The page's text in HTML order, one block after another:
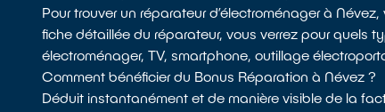
Pour trouver un réparateur d’électroménager à
fiche détaillée du réparateur, vous verrez pour quels
électroménager, TV, smartphone, outillage
Comment bénéficier du Bonus Réparation à Névez ?
Déduit instantanément et de manière visible de la